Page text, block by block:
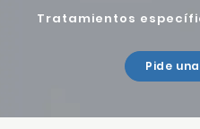
Tratamientos
Pide